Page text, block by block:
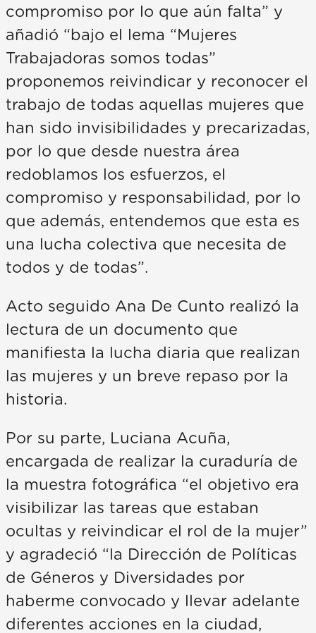
compromiso por lo que aún falta” y
añadió “bajo el lema “Mujeres
Trabajadoras somos todas”
proponemos reivindicar y reconocer el
trabajo de todas aquellas mujeres que
han sido invisibilidades y precarizadas,
por lo que desde nuestra área
redoblamos los esfuerzos, el
compromiso y responsabilidad, por lo
que además, entendemos que esta es
una lucha colectiva que necesita de
todos y de todas”.
Acto seguido Ana De Cunto realizó la
lectura de un documento que
manifiesta la lucha diaria que realizan
las mujeres y un breve repaso por la
historia.
Por su parte, Luciana Acuña,
encargada de realizar la curaduría de
la muestra fotográfica “el objetivo era
visibilizar las tareas que estaban
ocultas y reivindicar el rol de la mujer”
y agradeció “la Dirección de Políticas
de Géneros y Diversidades por
haberme convocado y llevar adelante
diferentes acciones en la ciudad,